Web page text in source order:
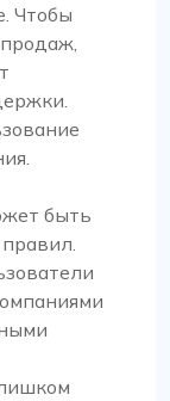
Чтобы
быть